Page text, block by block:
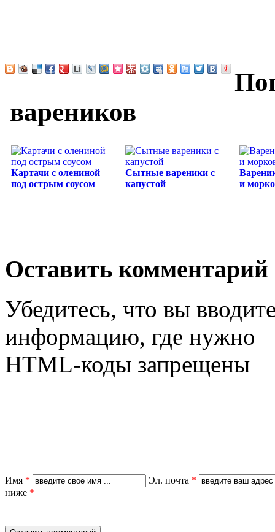
вареников
Картачи с олениной
под острым соусом
Сытные вареники с
капустой
и
Оставить комментарий
Убедитесь, что вы
информацию, где нужно
HTML-коды запрещены
Имя * Эл. почта *
ниже *